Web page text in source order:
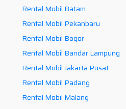
Rental Mobil Batam
Rental Mobil Pekanbaru
Rental Mobil Bogor
Rental Mobil Bandar Lampung
Rental Mobil Jakarta Pusat
Rental Mobil Padang
Rental Mobil Malang